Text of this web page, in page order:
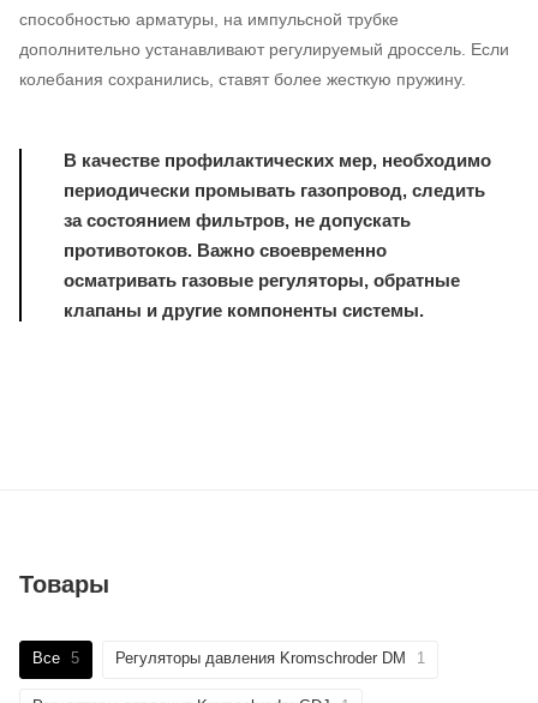
способностью арматуры, на импульсной трубке
дополнительно устанавливают регулируемый дроссель. Если
колебания сохранились, ставят более жесткую пружину.
В качестве профилактических мер, необходимо
периодически промывать газопровод, следить
за состоянием фильтров, не допускать
противотоков. Важно своевременно
осматривать газовые регуляторы, обратные
клапаны и другие компоненты системы.
Товары
Все 5 Регуляторы давления Kromschroder DM 1